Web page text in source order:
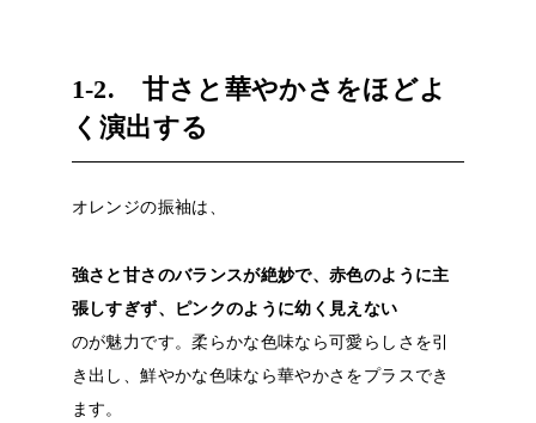
1-2. 甘さと華やかさをほどよ
く演出する
オレンジの振袖は、
強さと甘さのバランスが絶妙で、赤色のように主
張しすぎず、ピンクのように幼く見えない
のが魅力です。柔らかな色味なら可愛らしさを引
き出し、鮮やかな色味なら華やかさをプラスでき
ます。